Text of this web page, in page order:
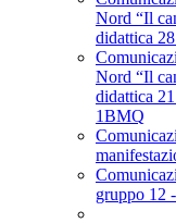
Nord “Il
didattica
Nord “Il
didattica
1BMQ
gruppo 12